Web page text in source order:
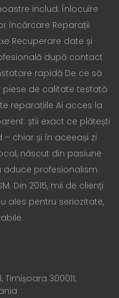
includ: Înlocuire
încărcare Reparații
Recuperare date și
după contact
rapidă De ce să
piese de calitate testată
reparațiile Ai acces la
știi exact ce plătești
chiar și în aceeași zi
născut din pasiune
aduce profesionalism
Din 2015, mii de clienți
ales pentru seriozitate,
300011,